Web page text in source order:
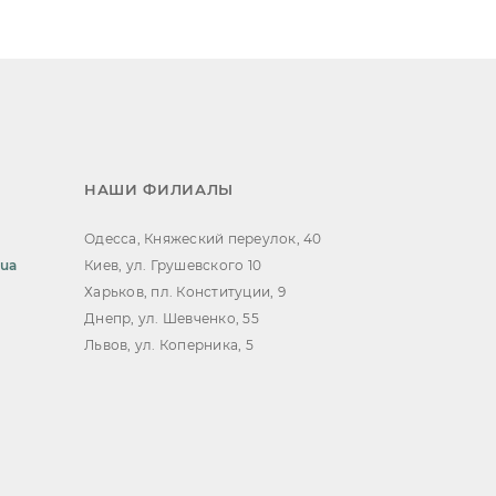
НАШИ ФИЛИАЛЫ
Одесса, Княжеский переулок, 40
Киев, ул. Грушевского 10
Харьков, пл. Конституции, 9
Днепр, ул. Шевченко, 55
Львов, ул. Коперника, 5